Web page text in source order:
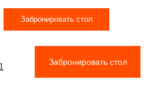
Забронировать стол
Забронировать стол